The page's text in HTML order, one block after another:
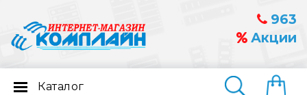
963
Акции
Найти
Каталог